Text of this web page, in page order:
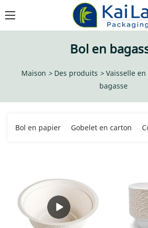
Bol en
Maison > Des produits > Vaisselle
bagasse
Bol en papier Gobelet en carton